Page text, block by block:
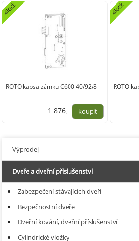
ROTO kapsa zámku C600 40/92/8
4lock
1 876,-
ROTO
4lock
Výprodej
Dveře a dveřní příslušenství
Zabezpečení stávajících dveří
Bezpečnostní dveře
Dveřní kování, dveřní příslušenství
Cylindrické vložky